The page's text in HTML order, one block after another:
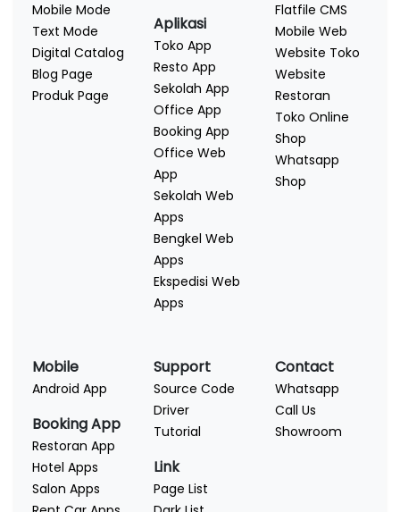
Mobile Mode
Text Mode
Digital Catalog
Blog Page
Produk Page
Aplikasi
Toko App
Resto App
Sekolah App
Office App
Booking App
Office Web
App
Sekolah Web
Apps
Bengkel Web
Apps
Ekspedisi Web
Apps
Flatfile CMS
Mobile Web
Website Toko
Website
Restoran
Toko Online
Shop
Whatsapp
Shop
Mobile
Android App
Booking App
Restoran App
Hotel Apps
Salon Apps
Support
Source Code
Driver
Tutorial
Link
Page List
Contact
Whatsapp
Call Us
Showroom